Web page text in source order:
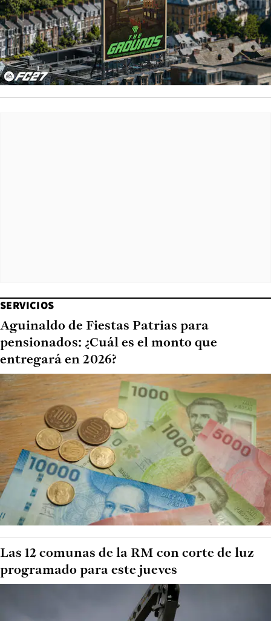
SERVICIOS
Aguinaldo de Fiestas Patrias para
pensionados: ¿Cuál es el monto que
entregará en 2026?
Las 12 comunas de la RM con corte de luz
programado para este jueves